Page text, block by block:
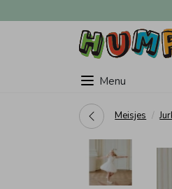
Menu
Meisjes